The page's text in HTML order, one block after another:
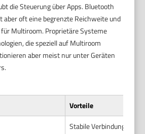
die Steuerung über Apps. Bluetooth
aber oft eine begrenzte Reichweite und
Multiroom. Proprietäre Systeme
die speziell auf Multiroom
aber meist nur unter Geräten
Vorteile
Stabile Verbindung,